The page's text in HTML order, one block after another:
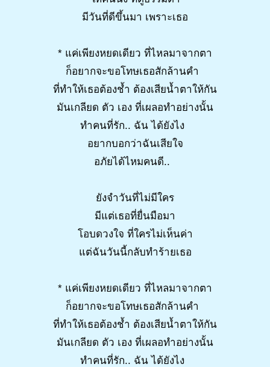
มีวันที่ดีขึ้นมา เพราะเธอ
* แค่เพียงหยดเดียว ที่ไหลมาจากตา
ก็อยากจะขอโทษเธอสักล้านคำ
ที่ทำให้เธอต้องช้ำ ต้องเสียน้ำตาให้กัน
มันเกลียด ตัว เอง ที่เผลอทำอย่างนั้น
ทำคนที่รัก.. ฉัน ได้ยังไง
อยากบอกว่าฉันเสียใจ
อภัยได้ไหมคนดี..
ยังจำวันที่ไม่มีใคร
มีแต่เธอที่ยื่นมือมา
โอบดวงใจ ที่ใครไม่เห็นค่า
แต่ฉันวันนี้กลับทำร้ายเธอ
* แค่เพียงหยดเดียว ที่ไหลมาจากตา
ก็อยากจะขอโทษเธอสักล้านคำ
ที่ทำให้เธอต้องช้ำ ต้องเสียน้ำตาให้กัน
มันเกลียด ตัว เอง ที่เผลอทำอย่างนั้น
ทำคนที่รัก.. ฉัน ได้ยังไง